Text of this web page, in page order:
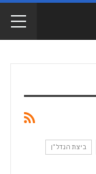
ביצת הנדל"ן